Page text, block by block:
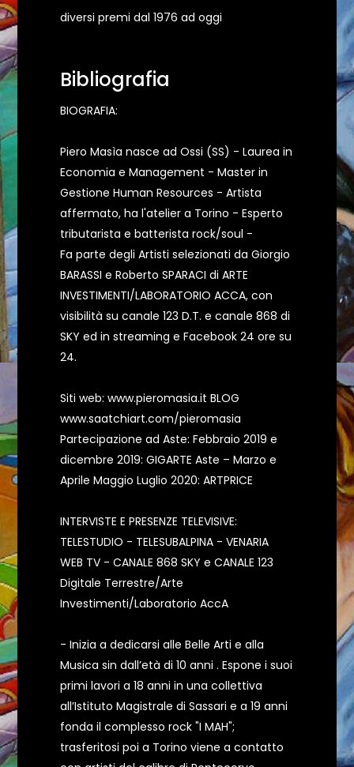
diversi premi dal 1976 ad oggi
Bibliografia
BIOGRAFIA:
Piero Masìa nasce ad Ossi (SS) - Laurea in
Economia e Management - Master in
Gestione Human Resources - Artista
affermato, ha l'atelier a Torino - Esperto
tributarista e batterista rock/soul -
Fa parte degli Artisti selezionati da Giorgio
BARASSI e Roberto SPARACI di ARTE
INVESTIMENTI/LABORATORIO ACCA, con
visibilità su canale 123 D.T. e canale 868 di
SKY ed in streaming e Facebook 24 ore su
24.
Siti web: www.pieromasia.it BLOG
www.saatchiart.com/pieromasia
Partecipazione ad Aste: Febbraio 2019 e
dicembre 2019: GIGARTE Aste – Marzo e
Aprile Maggio Luglio 2020: ARTPRICE
INTERVISTE E PRESENZE TELEVISIVE:
TELESTUDIO - TELESUBALPINA - VENARIA
WEB TV - CANALE 868 SKY e CANALE 123
Digitale Terrestre/Arte
Investimenti/Laboratorio AccA
- Inizia a dedicarsi alle Belle Arti e alla
Musica sin dall’età di 10 anni . Espone i suoi
primi lavori a 18 anni in una collettiva
all’Istituto Magistrale di Sassari e a 19 anni
fonda il complesso rock "I MAH";
trasferitosi poi a Torino viene a contatto